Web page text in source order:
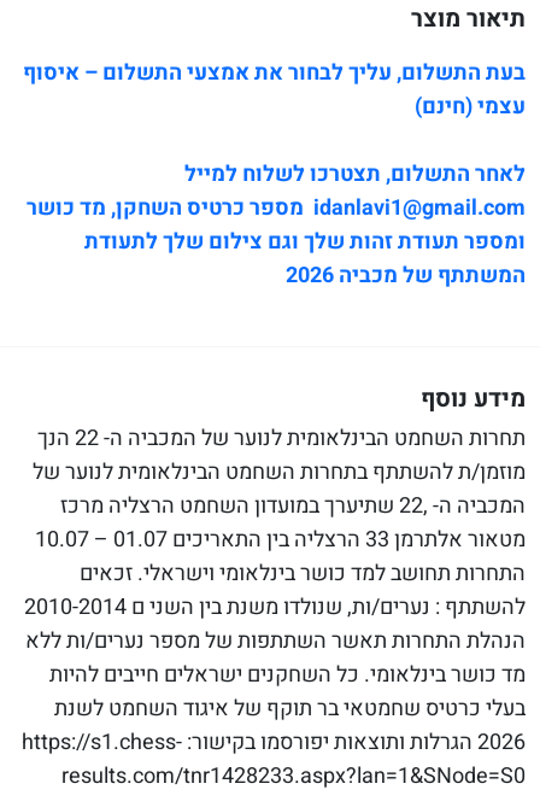
תיאור מוצר
בעת התשלום, עליך לבחור את אמצעי התשלום – איסוף
עצמי (חינם)
לאחר התשלום, תצטרכו לשלוח למייל
idanlavi1@gmail.com מספר כרטיס השחקן, מד כושר
ומספר תעודת זהות שלך וגם צילום שלך לתעודת
המשתתף של מכביה 2026
מידע נוסף
תחרות השחמט הבינלאומית לנוער של המכביה ה- 22 הנך
מוזמן/ת להשתתף בתחרות השחמט הבינלאומית לנוער של
המכביה ה- ,22 שתיערך במועדון השחמט הרצליה מרכז
מטאור אלתרמן 33 הרצליה בין התאריכים 01.07 – 10.07
התחרות תחושב למד כושר בינלאומי וישראלי. זכאים
להשתתף : נערים/ות, שנולדו משנת בין השני ם 2010-2014
הנהלת התחרות תאשר השתתפות של מספר נערים/ות ללא
מד כושר בינלאומי. כל השחקנים ישראלים חייבים להיות
בעלי כרטיס שחמטאי בר תוקף של איגוד השחמט לשנת
2026 הגרלות ותוצאות יפורסמו בקישור: https://s1.chess-
results.com/tnr1428233.aspx?lan=1&SNode=S0